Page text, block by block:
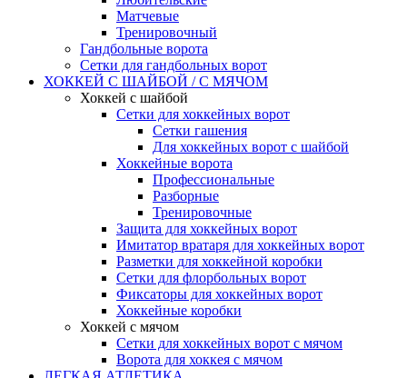
Матчевые
Тренировочный
Гандбольные ворота
Сетки для гандбольных ворот
ХОККЕЙ С ШАЙБОЙ / С МЯЧОМ
Хоккей с шайбой
Сетки для хоккейных ворот
Сетки гашения
Для хоккейных ворот с шайбой
Хоккейные ворота
Профессиональные
Разборные
Тренировочные
Защита для хоккейных ворот
Имитатор вратаря для хоккейных ворот
Разметки для хоккейной коробки
Сетки для флорбольных ворот
Фиксаторы для хоккейных ворот
Хоккейные коробки
Хоккей с мячом
Сетки для хоккейных ворот с мячом
Ворота для хоккея с мячом